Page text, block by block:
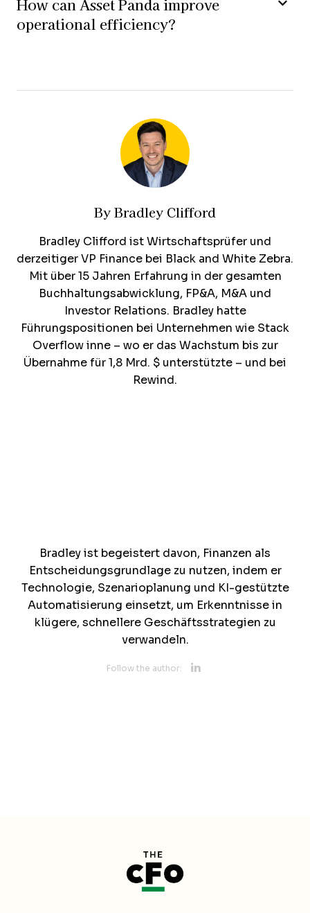
How can Asset Panda improve
operational efficiency?
By Bradley Clifford
Bradley Clifford ist Wirtschaftsprüfer und
derzeitiger VP Finance bei Black and White Zebra.
Mit über 15 Jahren Erfahrung in der gesamten
Buchhaltungsabwicklung, FP&A, M&A und
Investor Relations. Bradley hatte
Führungspositionen bei Unternehmen wie Stack
Overflow inne – wo er das Wachstum bis zur
Übernahme für 1,8 Mrd. $ unterstützte – und bei
Rewind.
Bradley ist begeistert davon, Finanzen als
Entscheidungsgrundlage zu nutzen, indem er
Technologie, Szenarioplanung und KI-gestützte
Automatisierung einsetzt, um Erkenntnisse in
klügere, schnellere Geschäftsstrategien zu
verwandeln.
Follow the author: